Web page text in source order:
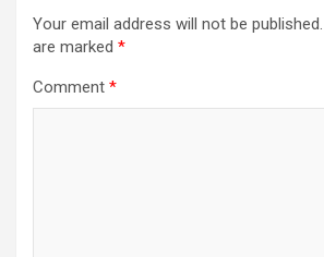
Your email address will not be published.
are marked *
Comment *